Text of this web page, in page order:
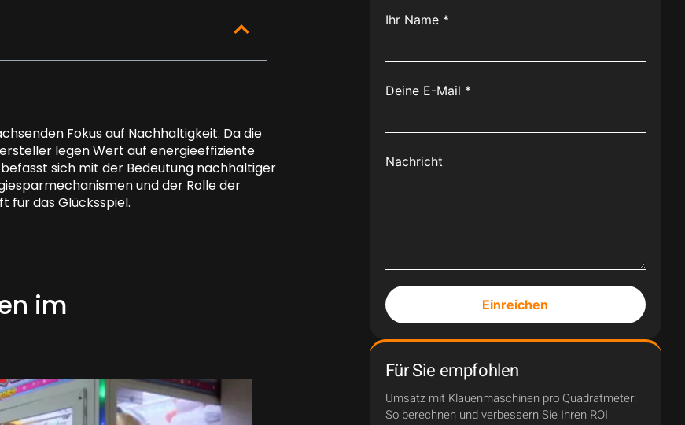
Fokus auf Nachhaltigkeit. Da die
legen Wert auf energieeffiziente
sich mit der Bedeutung nachhaltiger
und der Rolle der
für das Glücksspiel.
im
Ihr Name *
Deine E-Mail *
Nachricht
Einreichen
Für Sie empfohlen
Umsatz mit Klauenmaschinen pro Quadratmeter:
So berechnen und verbessern Sie Ihren ROI